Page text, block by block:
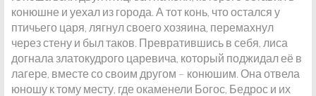
конюшне и уехал из города. А тот конь, что остался у
птичьего царя, лягнул своего хозяина, перемахнул
через стену и был таков. Превратившись в себя, лиса
догнала златокудрого царевича, который поджидал её в
лагере, вместе со своим другом – конюшим. Она отвела
юношу к тому месту, где окаменели Богос, Бедрос и их